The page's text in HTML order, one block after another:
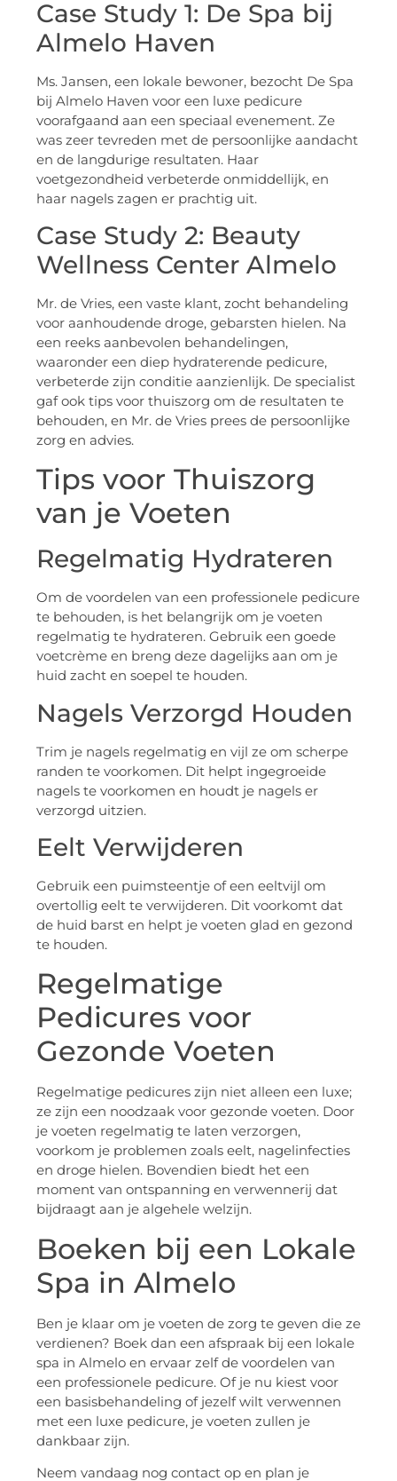
Case Study 1: De Spa bij
Almelo Haven
Ms. Jansen, een lokale bewoner, bezocht De Spa
bij Almelo Haven voor een luxe pedicure
voorafgaand aan een speciaal evenement. Ze
was zeer tevreden met de persoonlijke aandacht
en de langdurige resultaten. Haar
voetgezondheid verbeterde onmiddellijk, en
haar nagels zagen er prachtig uit.
Case Study 2: Beauty
Wellness Center Almelo
Mr. de Vries, een vaste klant, zocht behandeling
voor aanhoudende droge, gebarsten hielen. Na
een reeks aanbevolen behandelingen,
waaronder een diep hydraterende pedicure,
verbeterde zijn conditie aanzienlijk. De specialist
gaf ook tips voor thuiszorg om de resultaten te
behouden, en Mr. de Vries prees de persoonlijke
zorg en advies.
Tips voor Thuiszorg
van je Voeten
Regelmatig Hydrateren
Om de voordelen van een professionele pedicure
te behouden, is het belangrijk om je voeten
regelmatig te hydrateren. Gebruik een goede
voetcrème en breng deze dagelijks aan om je
huid zacht en soepel te houden.
Nagels Verzorgd Houden
Trim je nagels regelmatig en vijl ze om scherpe
randen te voorkomen. Dit helpt ingegroeide
nagels te voorkomen en houdt je nagels er
verzorgd uitzien.
Eelt Verwijderen
Gebruik een puimsteentje of een eeltvijl om
overtollig eelt te verwijderen. Dit voorkomt dat
de huid barst en helpt je voeten glad en gezond
te houden.
Regelmatige
Pedicures voor
Gezonde Voeten
Regelmatige pedicures zijn niet alleen een luxe;
ze zijn een noodzaak voor gezonde voeten. Door
je voeten regelmatig te laten verzorgen,
voorkom je problemen zoals eelt, nagelinfecties
en droge hielen. Bovendien biedt het een
moment van ontspanning en verwennerij dat
bijdraagt aan je algehele welzijn.
Boeken bij een Lokale
Spa in Almelo
Ben je klaar om je voeten de zorg te geven die ze
verdienen? Boek dan een afspraak bij een lokale
spa in Almelo en ervaar zelf de voordelen van
een professionele pedicure. Of je nu kiest voor
een basisbehandeling of jezelf wilt verwennen
met een luxe pedicure, je voeten zullen je
dankbaar zijn.
Neem vandaag nog contact op en plan je